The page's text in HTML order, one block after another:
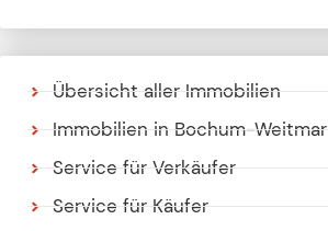
Übersicht aller Immobilien
Immobilien in Bochum-Weitmar
Service für Verkäufer
Service für Käufer